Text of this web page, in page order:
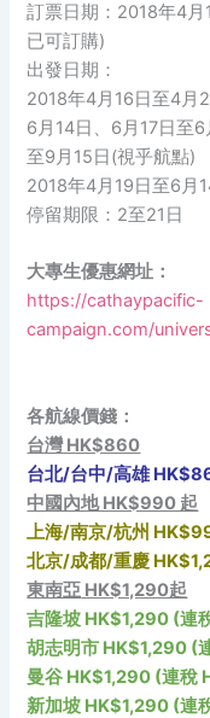
訂票日期：2018年4
已可訂購)
出發日期：
2018年4月16日至4月
6月14日、6月17日至
至9月15日(視乎航點)
2018年4月19日至6月
停留期限：2至21日
大專生優惠網址：
https://cathaypacific-
campaign.com/
各航線價錢：
台灣 HK$860
台北/台中/高雄
中國內地 HK$990 起
上海/南京/杭州
北京/成都/重慶
東南亞 HK$1,290起
吉隆坡 HK$1,290 (連
胡志明市 HK$1,290 (
曼谷 HK$1,290 (連稅
新加坡 HK$1,290 (連